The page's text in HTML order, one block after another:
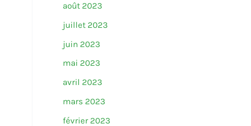
août 2023
juillet 2023
juin 2023
mai 2023
avril 2023
mars 2023
février 2023